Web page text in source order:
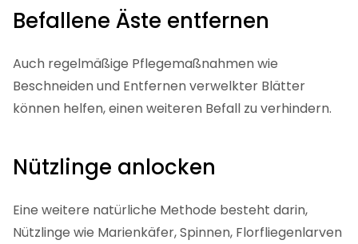
Befallene Äste entfernen
Auch regelmäßige Pflegemaßnahmen wie
Beschneiden und Entfernen verwelkter Blätter
können helfen, einen weiteren Befall zu verhindern.
Nützlinge anlocken
Eine weitere natürliche Methode besteht darin,
Nützlinge wie Marienkäfer, Spinnen, Florfliegenlarven